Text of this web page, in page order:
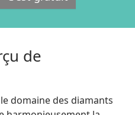
de
domaine des diamants